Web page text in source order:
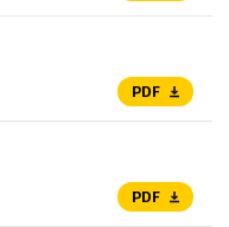
PDF
PDF